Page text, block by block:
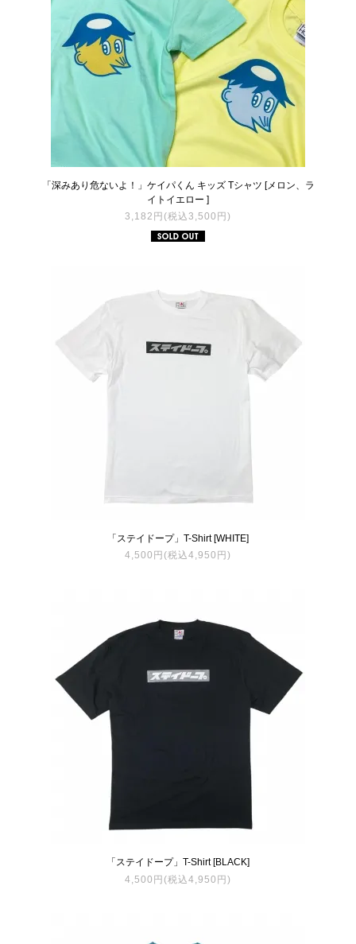
「深みあり危ないよ！」ケイパくん キッズ Tシャツ [メロン、ラ
イトイエロー ]
3,182円(税込3,500円)
「ステイドープ」T-Shirt [WHITE]
4,500円(税込4,950円)
「ステイドープ」T-Shirt [BLACK]
4,500円(税込4,950円)